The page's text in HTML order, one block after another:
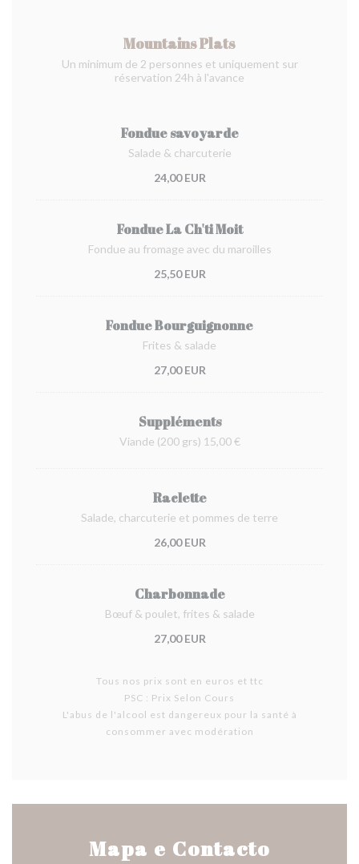
Mountains Plats
Un minimum de 2 personnes et uniquement sur
réservation 24h à l'avance
Fondue savoyarde
Salade & charcuterie
24,00 EUR
Fondue La Ch'ti Moit
Fondue au fromage avec du maroilles
25,50 EUR
Fondue Bourguignonne
Frites & salade
27,00 EUR
Suppléments
Viande (200 grs) 15,00 €
Raclette
Salade, charcuterie et pommes de terre
26,00 EUR
Charbonnade
Bœuf & poulet, frites & salade
27,00 EUR
Tous nos prix sont en euros et ttc
PSC : Prix Selon Cours
L'abus de l'alcool est dangereux pour la santé à
consommer avec modération
Mapa e Contacto